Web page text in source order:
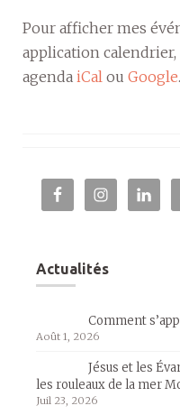
Pour afficher mes
application
agenda iCal ou Google.
Actualités
Comment
Août 1, 2026
Jésus et les
les rouleaux de la mer
Juil 23, 2026